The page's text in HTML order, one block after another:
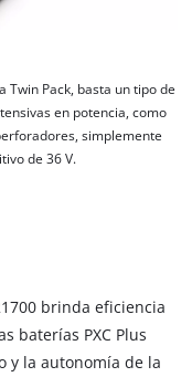
Twin Pack, basta un tipo de
en potencia, como
simplemente
de 36 V.
brinda eficiencia
baterías PXC Plus
y la autonomía de la